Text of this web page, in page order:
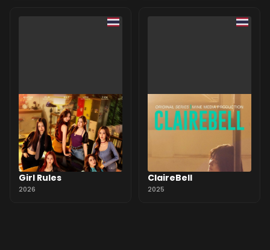
Girl Rules
2026
ClaireBell
2025